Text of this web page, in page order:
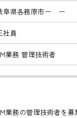
阜県各務原市ー ー
社員
業務 管理技術者
業務の管理技術者を募